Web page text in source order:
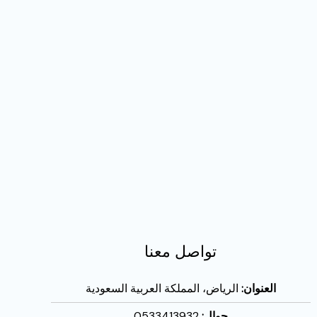
تواصل معنا
العنوان: الرياض، المملكة العربية السعودية